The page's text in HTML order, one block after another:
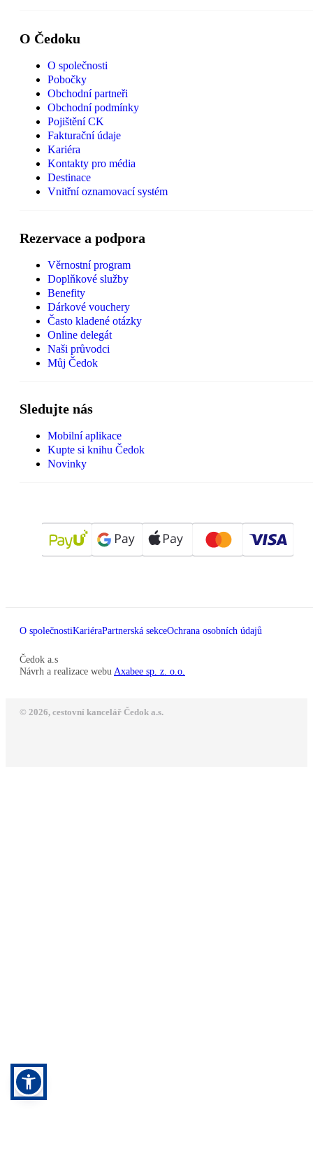
O Čedoku
O společnosti
Pobočky
Obchodní partneři
Obchodní podmínky
Pojištění CK
Fakturační údaje
Kariéra
Kontakty pro média
Destinace
Vnitřní oznamovací systém
Rezervace a podpora
Věrnostní program
Doplňkové služby
Benefity
Dárkové vouchery
Často kladené otázky
Online delegát
Naši průvodci
Můj Čedok
Sledujte nás
Mobilní aplikace
Kupte si knihu Čedok
Novinky
O společnostiKariéraPartnerská sekceOchrana osobních údajů
Čedok a.s
Návrh a realizace webu Axabee sp. z. o.o.
© 2026, cestovní kancelář Čedok a.s.